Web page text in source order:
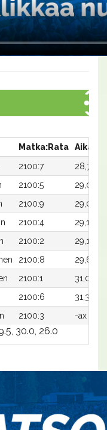
Matka:Rata Aika
2100:7 28,7a
2100:5 29,0ax
2100:9 29,0a
2100:4 29,1a
2100:2 29,1a
2100:8 29,6ax
2100:1 31,0ax
2100:6 31,3a
2100:3 -ax
30.0, 26.0